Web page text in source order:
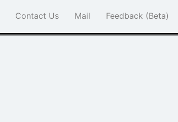
Contact Us Mail Feedback (Beta)